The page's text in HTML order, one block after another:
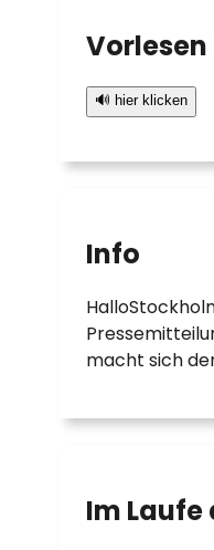
🔊 hier klicken
Info
macht sich
Im Laufe